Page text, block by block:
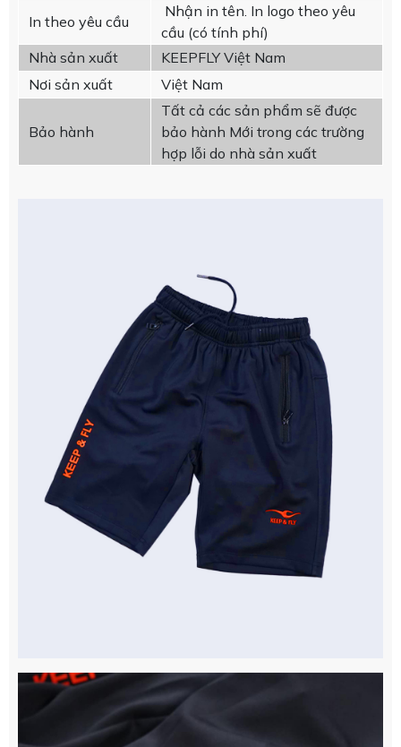
In theo yêu cầu
Nhận in tên. In logo theo yêu
cầu (có tính phí)
Nhà sản xuất
KEEPFLY Việt Nam
Nơi sản xuất
Việt Nam
Bảo hành
Tất cả các sản phẩm sẽ được
bảo hành Mới trong các trường
hợp lỗi do nhà sản xuất